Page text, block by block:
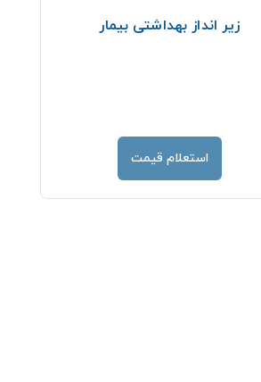
زیر انداز بهداشتی بیمار
استعلام قیمت